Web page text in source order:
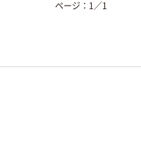
ページ： 1 ／1